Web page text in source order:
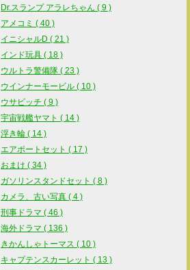
Dr.スランプ アラレちゃん ( 9 )
アメコミ ( 40 )
イニシャルD ( 21 )
インド玩具 ( 18 )
ウルトラ警備隊 ( 23 )
ウインナーモービル ( 10 )
ウサビッチ ( 9 )
宇宙戦艦ヤマト ( 14 )
浮き輪 ( 14 )
エアポートセット ( 17 )
おまけ ( 34 )
ガソリンスタンドセット ( 8 )
カメラ、古い写真 ( 4 )
刑事ドラマ ( 46 )
海外ドラマ ( 136 )
きかんしゃトーマス ( 10 )
キャプテンスカーレット ( 13 )